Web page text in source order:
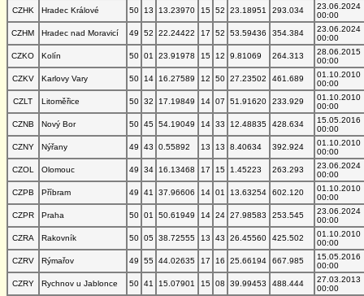
CZHK
Hradec Králové 50 13 13.23970 15 52 23.18951 293.034
23.06.2024
00:00
CZHM
Hradec nad Moravicí 49 52 22.24422 17 52 53.59436 354.384
23.06.2024
00:00
CZKO
Kolín 50 01 23.91978 15 12 9.81069 264.313
28.06.2015
00:00
CZKV
Karlovy Vary 50 14 16.27589 12 50 27.23502 461.689
01.10.2010
00:00
CZLT
Litoměřice 50 32 17.19849 14 07 51.91620 233.929
01.10.2010
00:00
CZNB
Nový Bor 50 45 54.19049 14 33 12.48835 428.634
15.05.2016
00:00
CZNY
Nýřany 49 43 0.55892 13 13 8.40634 392.924
01.10.2010
00:00
CZOL
Olomouc 49 34 16.13468 17 15 1.45223 263.293
23.06.2024
00:00
CZPB
Příbram 49 41 37.96606 14 01 13.63254 602.120
01.10.2010
00:00
CZPR
Praha 50 01 50.61949 14 24 27.98583 253.545
23.06.2024
00:00
CZRA
Rakovník 50 05 38.72555 13 43 26.45560 425.502
01.10.2010
00:00
CZRV
Rýmařov 49 55 44.02635 17 16 25.66194 667.985
15.05.2016
00:00
CZRY
Rychnov u Jablonce 50 41 15.07901 15 08 39.99453 488.444
27.03.2013
00:00